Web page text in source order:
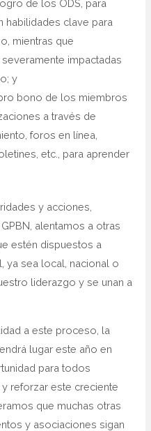
de los ODS, para
habilidades clave para
mientras que
impactadas
y
bono de los miembros
a través de
foros en línea,
etc., para aprender
y acciones,
alentamos a otras
estén dispuestos a
ya sea local, nacional o
liderazgo y se unan a
a este proceso, la
lugar este año en
para todos
reforzar este creciente
que muchas otras
y asociaciones sigan